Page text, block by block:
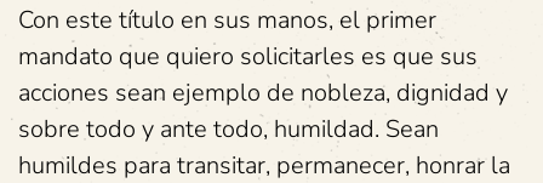
Con este título en sus manos, el primer
mandato que quiero solicitarles es que sus
acciones sean ejemplo de nobleza, dignidad y
sobre todo y ante todo, humildad. Sean
humildes para transitar, permanecer, honrar la